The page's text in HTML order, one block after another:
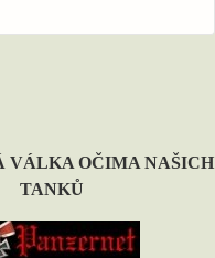
VÁLKA OČIMA NAŠICH
TANKŮ